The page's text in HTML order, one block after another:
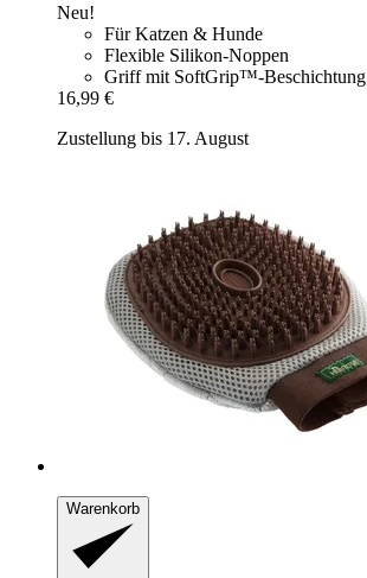
Neu!
Für Katzen & Hunde
Flexible Silikon-Noppen
Griff mit SoftGrip™-Beschichtung
16,99 €
Zustellung bis 17. August
Warenkorb